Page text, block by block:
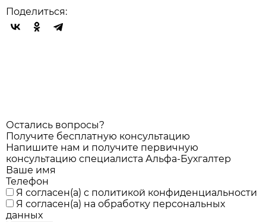
Поделиться:
Остались вопросы?
Получите бесплатную консультацию
Напишите нам и получите первичную
консультацию специалиста Альфа-Бухгалтер
Ваше имя
Телефон
Я согласен(а) с политикой конфиденциальности
Я согласен(а) на обработку персональных
данных